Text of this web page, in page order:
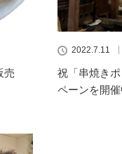
売
2022.7.11
祝「串焼き
ペーンを開催